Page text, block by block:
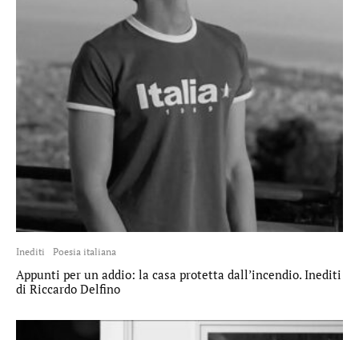
Inediti Poesia italiana
Appunti per un addio: la casa protetta dall’incendio. Inediti
di Riccardo Delfino